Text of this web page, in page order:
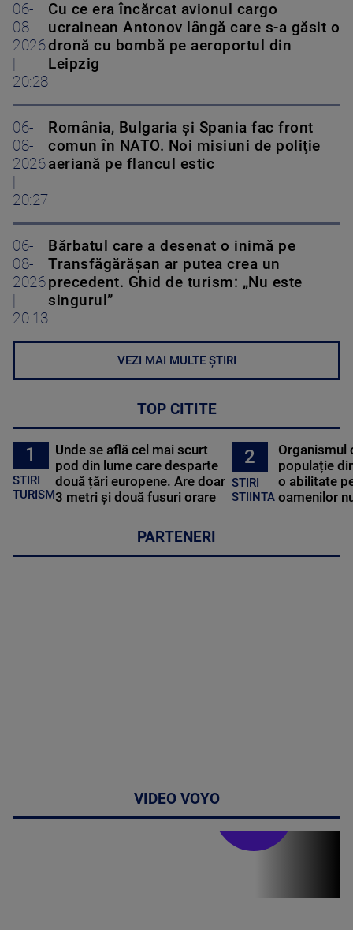
06-
08-
2026
20:28
Cu ce era încărcat avionul cargo
ucrainean Antonov lângă care s-a găsit o
dronă cu bombă pe aeroportul din
Leipzig
06-
08-
2026
20:27
România, Bulgaria şi Spania fac front
comun în NATO. Noi misiuni de poliţie
aeriană pe flancul estic
06-
08-
2026
20:13
Bărbatul care a desenat o inimă pe
Transfăgărășan ar putea crea un
precedent. Ghid de turism: „Nu este
singurul”
VEZI MAI MULTE ȘTIRI
TOP CITITE
1
STIRI
TURISM
Unde se află cel mai scurt
pod din lume care desparte
două țări europene. Are doar
3 metri și două fusuri orare
2
STIRI
STIINTA
Organismul
populație
o abilitate
oamenilor
PARTENERI
VIDEO VOYO